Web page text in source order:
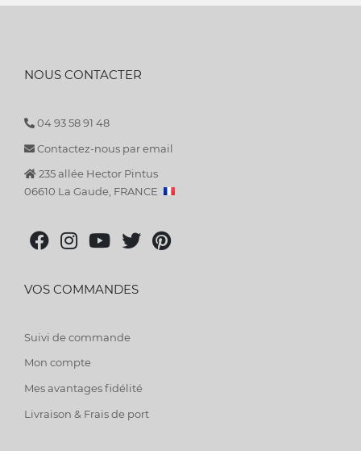
NOUS CONTACTER
04 93 58 91 48
Contactez-nous par email
235 allée Hector Pintus
06610 La Gaude, FRANCE
VOS COMMANDES
Suivi de commande
Mon compte
Mes avantages fidélité
Livraison & Frais de port